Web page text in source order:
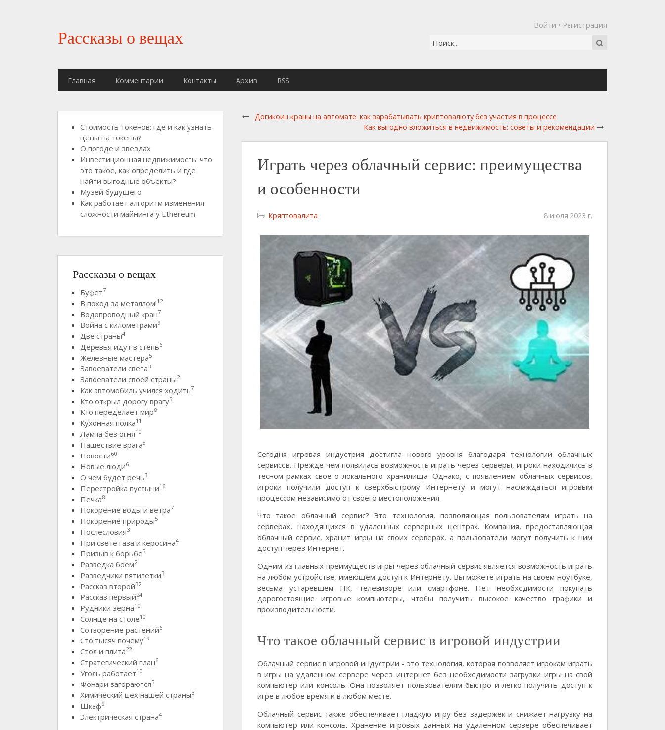
Рассказы о вещах
Войти • Регистрация
Главная Комментарии Контакты Архив RSS
Догикоин краны на автомате: как зарабатывать криптовалюту без участия в процессе
Как выгодно вложиться в недвижимость: советы и рекомендации
Играть через облачный сервис: преимущества
и особенности
Кряптовалита 8 июля 2023 г.
Сегодня игровая индустрия достигла нового уровня благодаря технологии облачных
сервисов. Прежде чем появилась возможность играть через серверы, игроки находились в
тесном рамках своего локального хранилища. Однако, с появлением облачных сервисов,
игроки получили доступ к сверхбыстрому Интернету и могут наслаждаться игровым
процессом независимо от своего местоположения.
Что такое облачный сервис? Это технология, позволяющая пользователям играть на
серверах, находящихся в удаленных серверных центрах. Компания, предоставляющая
облачный сервис, хранит игры на своих серверах, а пользователи могут получить к ним
доступ через Интернет.
Одним из главных преимуществ игры через облачный сервис является возможность играть
на любом устройстве, имеющем доступ к Интернету. Вы можете играть на своем ноутбуке,
весьма устаревшем ПК, телевизоре или смартфоне. Нет необходимости покупать
дорогостоящие игровые компьютеры, чтобы получить высокое качество графики и
производительности.
Что такое облачный сервис в игровой индустрии
Облачный сервис в игровой индустрии - это технология, которая позволяет игрокам играть
в игры на удаленном сервере через интернет без необходимости загрузки игры на свой
компьютер или консоль. Она позволяет пользователям быстро и легко получить доступ к
игре в любое время и в любом месте.
Облачный сервис также обеспечивает гладкую игру без задержек и снижает нагрузку на
компьютер или консоль. Хранение игровых данных на удаленном сервере обеспечивает
Стоимость токенов: где и как узнать
цены на токены?
О погоде и звездах
Инвестиционная недвижимость: что
это такое, как определить и где
найти выгодные объекты?
Музей будущего
Как работает алгоритм изменения
сложности майнинга у Ethereum
Рассказы о вещах
Буфет7
В поход за металлом!12
Водопроводный кран7
Война с километрами9
Две страны4
Деревья идут в степь6
Железные мастера5
Завоеватели света3
Завоеватели своей страны2
Как автомобиль учился ходить7
Кто открыл дорогу врагу5
Кто переделает мир8
Кухонная полка11
Лампа без огня10
Нашествие врага5
Новости60
Новые люди6
О чем будет речь3
Перестройка пустыни16
Печка8
Покорение воды и ветра7
Покорение природы5
Послесловия3
При свете газа и керосина4
Призыв к борьбе5
Разведка боем2
Разведчики пятилетки3
Рассказ второй32
Рассказ первый24
Рудники зерна10
Солнце на столе10
Сотворение растений6
Сто тысяч почему19
Стол и плита22
Стратегический план6
Уголь работает10
Фонари загораются5
Химический цех нашей страны3
Шкаф9
Электрическая страна4